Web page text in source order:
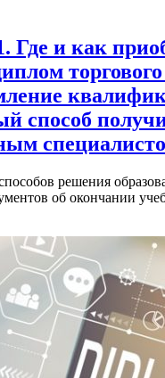
Где и как
способ
решения
об окончании